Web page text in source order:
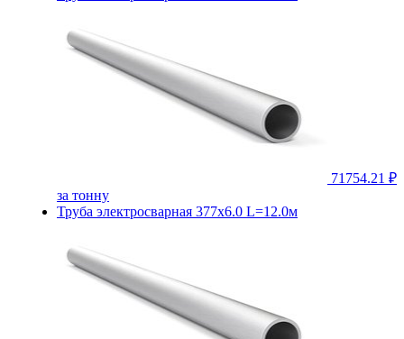
71754.21 ₽
за тонну
Труба электросварная 377х6.0 L=12.0м